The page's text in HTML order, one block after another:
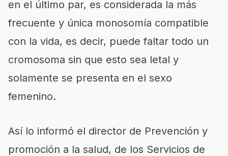
en el último par, es considerada la más
frecuente y única monosomía compatible
con la vida, es decir, puede faltar todo un
cromosoma sin que esto sea letal y
solamente se presenta en el sexo
femenino.
Así lo informó el director de Prevención y
promoción a la salud, de los Servicios de